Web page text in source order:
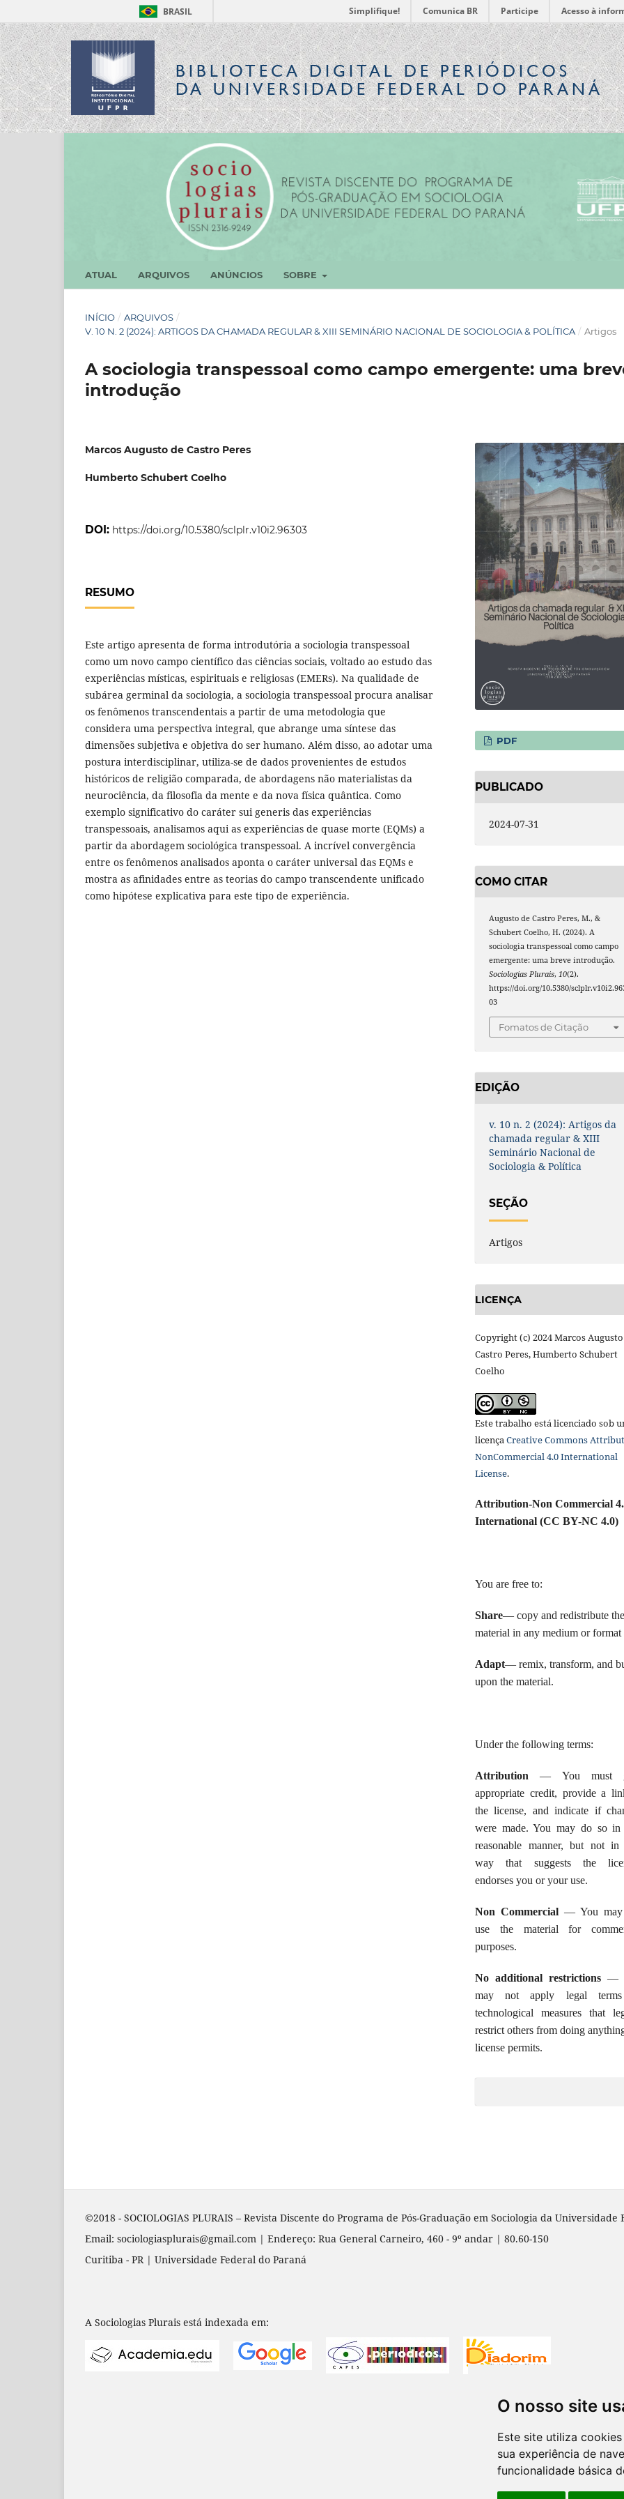
O nosso site
Este site utiliza
sua experiência de
funcionalidade básica
BRASIL Simplifique! Comunica BR Participe Acesso à
BIBLIOTECA DIGITALDE PERIÓDICOS
DA UNIVERSIDADE FEDERAL DO PARANÁ
ATUAL ARQUIVOS ANÚNCIOS SOBRE
INÍCIO / ARQUIVOS /
V. 10 N. 2 (2024): ARTIGOS DA CHAMADA REGULAR & XIII SEMINÁRIO NACIONAL DE SOCIOLOGIA & POLÍTICA / Artigos
A sociologia transpessoal como campo emergente: uma
introdução
Marcos Augusto de Castro Peres
Humberto Schubert Coelho
DOI: https://doi.org/10.5380/sclplr.v10i2.96303
RESUMO
Este artigo apresenta de forma introdutória a sociologia transpessoal
como um novo campo científico das ciências sociais, voltado ao estudo das
experiências místicas, espirituais e religiosas (EMERs). Na qualidade de
subárea germinal da sociologia, a sociologia transpessoal procura analisar
os fenômenos transcendentais a partir de uma metodologia que
considera uma perspectiva integral, que abrange uma síntese das
dimensões subjetiva e objetiva do ser humano. Além disso, ao adotar uma
postura interdisciplinar, utiliza-se de dados provenientes de estudos
históricos de religião comparada, de abordagens não materialistas da
neurociência, da filosofia da mente e da nova física quântica. Como
exemplo significativo do caráter sui generis das experiências
transpessoais, analisamos aqui as experiências de quase morte (EQMs) a
partir da abordagem sociológica transpessoal. A incrível convergência
entre os fenômenos analisados aponta o caráter universal das EQMs e
mostra as afinidades entre as teorias do campo transcendente unificado
como hipótese explicativa para este tipo de experiência.
PDF
PUBLICADO
2024-07-31
COMO CITAR
Augusto de Castro Peres, M., &
Schubert Coelho, H. (2024). A
sociologia transpessoal como campo
emergente: uma breve introdução.
Sociologias Plurais,10(2).
https://doi.org/10.5380/
03
Fomatos de Citação
EDIÇÃO
v. 10 n. 2 (2024): Artigos da
chamada regular & XIII
Seminário Nacional de
Sociologia & Política
SEÇÃO
Artigos
LICENÇA
Copyright (c) 2024 Marcos
Castro Peres, Humberto Schubert
Coelho
Este trabalho está licenciado sob
licençaCreative Commons
NonCommercial 4.0 International
License.
Attribution-Non Commercial
International (CC BY-NC 4.0)
You are free to:
Share— copy and redistribute the
material in any medium or format
Adapt— remix, transform, and
upon the material.
Under the following terms:
Attribution — You must
appropriate credit, provide a
the license, and indicate if
were made. You may do so in
reasonable manner, but not in
way that suggests the
endorses you or your use.
Non Commercial — You
use the material for
purposes.
No additional restrictions —
may not apply legal
technological measures that
restrict others from doing
license permits.
©2018 - SOCIOLOGIAS PLURAIS – Revista Discente do Programa de Pós-Graduação em Sociologia da Universidade
Email: sociologiasplurais@gmail.com | Endereço: Rua General Carneiro, 460 - 9º andar | 80.60-150
Curitiba - PR | Universidade Federal do Paraná
A Sociologias Plurais está indexada em: